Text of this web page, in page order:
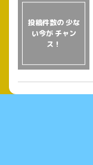
投稿件数の 少な
い今が チャン
ス！